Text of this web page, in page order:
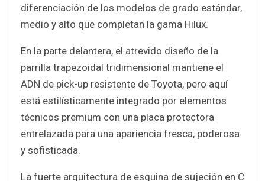
diferenciación de los modelos de grado estándar,
medio y alto que completan la gama Hilux.
En la parte delantera, el atrevido diseño de la
parrilla trapezoidal tridimensional mantiene el
ADN de pick-up resistente de Toyota, pero aquí
está estilísticamente integrado por elementos
técnicos premium con una placa protectora
entrelazada para una apariencia fresca, poderosa
y sofisticada.
La fuerte arquitectura de esquina de sujeción en C